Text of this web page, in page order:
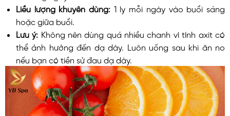
Liều lượng khuyên dùng: 1 ly mỗi ngày vào buổi sáng
hoặc giữa buổi.
Lưu ý: Không nên dùng quá nhiều chanh vì tính axit có
thể ảnh hưởng đến dạ dày. Luôn uống sau khi ăn no
nếu bạn có tiền sử đau dạ dày.